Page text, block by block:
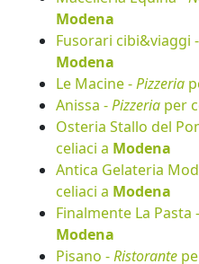
Modena
Fusorari cibi&viaggi -
Modena
Le Macine -Pizzeria
Anissa -Pizzeria per
Osteria Stallo del
celiaci a Modena
Antica Gelateria
celiaci a Modena
Finalmente La Pasta -
Modena
Pisano -Ristorante